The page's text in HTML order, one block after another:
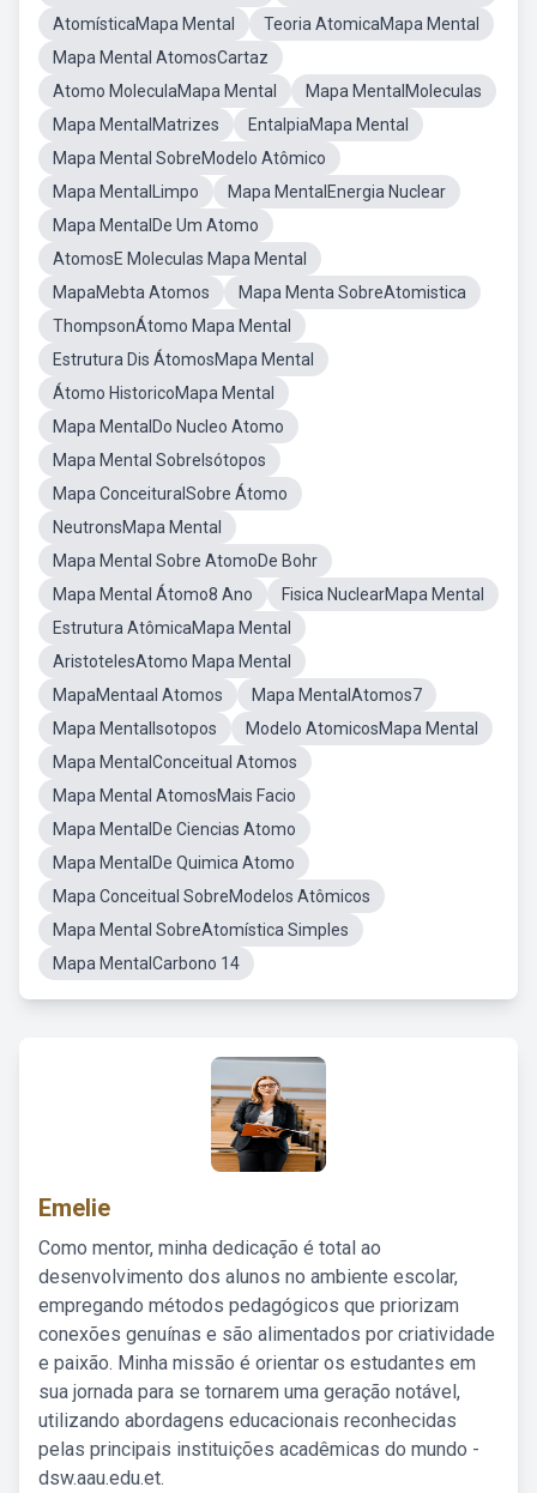
AtomísticaMapa Mental
Teoria AtomicaMapa Mental
Mapa Mental AtomosCartaz
Atomo MoleculaMapa Mental
Mapa MentalMoleculas
Mapa MentalMatrizes
EntalpiaMapa Mental
Mapa Mental SobreModelo Atômico
Mapa MentalLimpo
Mapa MentalEnergia Nuclear
Mapa MentalDe Um Atomo
AtomosE Moleculas Mapa Mental
MapaMebta Atomos
Mapa Menta SobreAtomistica
ThompsonÁtomo Mapa Mental
Estrutura Dis ÁtomosMapa Mental
Átomo HistoricoMapa Mental
Mapa MentalDo Nucleo Atomo
Mapa Mental SobreIsótopos
Mapa ConceituralSobre Átomo
NeutronsMapa Mental
Mapa Mental Sobre AtomoDe Bohr
Mapa Mental Átomo8 Ano
Fisica NuclearMapa Mental
Estrutura AtômicaMapa Mental
AristotelesAtomo Mapa Mental
MapaMentaal Atomos
Mapa MentalAtomos7
Mapa MentalIsotopos
Modelo AtomicosMapa Mental
Mapa MentalConceitual Atomos
Mapa Mental AtomosMais Facio
Mapa MentalDe Ciencias Atomo
Mapa MentalDe Quimica Atomo
Mapa Conceitual SobreModelos Atômicos
Mapa Mental SobreAtomística Simples
Mapa MentalCarbono 14
Emelie
Como mentor, minha dedicação é total ao
desenvolvimento dos alunos no ambiente escolar,
empregando métodos pedagógicos que priorizam
conexões genuínas e são alimentados por criatividade
e paixão. Minha missão é orientar os estudantes em
sua jornada para se tornarem uma geração notável,
utilizando abordagens educacionais reconhecidas
pelas principais instituições acadêmicas do mundo -
dsw.aau.edu.et.